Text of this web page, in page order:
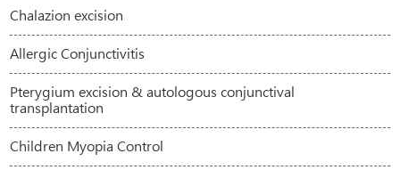
Chalazion excision
Allergic Conjunctivitis
Pterygium excision & autologous conjunctival
transplantation
Children Myopia Control